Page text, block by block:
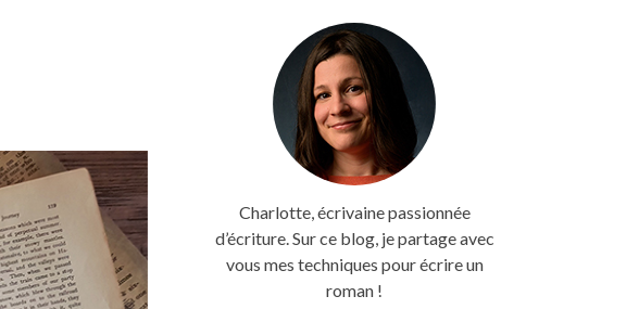
Charlotte, écrivaine passionnée
d’écriture. Sur ce blog, je partage avec
vous mes techniques pour écrire un
roman !